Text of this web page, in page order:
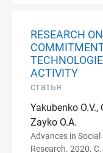
RESEARCH
ACTIVITY
статья
Yakubenko O.V.,
Zayko O.A.
Advances in
Research. 2020.